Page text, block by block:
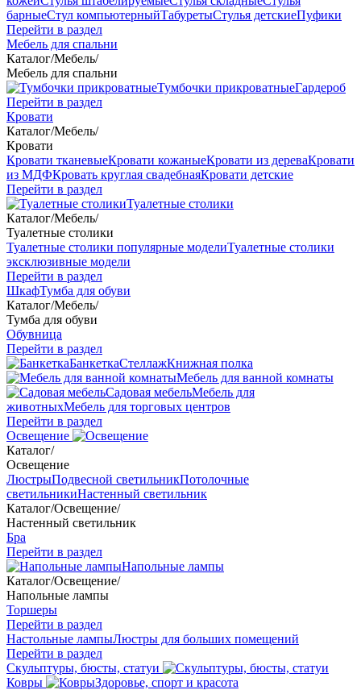
барныеСтул компьютерныйТабуретыСтулья детскиеПуфики
Перейти в раздел
Мебель для спальни
Каталог/Мебель/
Мебель для спальни
Тумбочки прикроватныеГардероб
Перейти в раздел
Кровати
Каталог/Мебель/
Кровати
Кровати тканевыеКровати кожаныеКровати из дереваКровати
из МДФКровать круглая свадебнаяКровати детские
Перейти в раздел
Туалетные столики
Каталог/Мебель/
Туалетные столики
Туалетные столики популярные моделиТуалетные столики
эксклюзивные модели
Перейти в раздел
ШкафТумба для обуви
Каталог/Мебель/
Тумба для обуви
Обувница
Перейти в раздел
БанкеткаСтеллажКнижная полка
Мебель для ванной комнаты
Садовая мебельМебель для
животныхМебель для торговых центров
Перейти в раздел
Освещение
Каталог/
Освещение
ЛюстрыПодвесной светильникПотолочные
светильникиНастенный светильник
Каталог/Освещение/
Настенный светильник
Бра
Перейти в раздел
Напольные лампы
Каталог/Освещение/
Напольные лампы
Торшеры
Перейти в раздел
Настольные лампыЛюстры для больших помещений
Перейти в раздел
Скульптуры, бюсты, статуи
Ковры
Здоровье, спорт и красота